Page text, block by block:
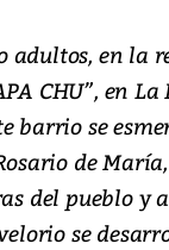
adultos, en la
CHU”, en
barrio se
de
del pueblo y
se